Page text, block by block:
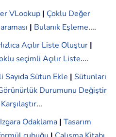
VLookup | Çoklu Değer
| Bulanık Eşleme....
Açılır Liste Oluştur |
seçimli Açılır Liste....
Sayıda Sütun Ekle | Sütunları
Durumunu Değiştir
...
Izgara Odaklama | Tasarım